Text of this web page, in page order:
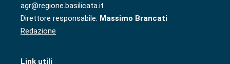
agr@regione.basilicata.it
Direttore responsabile: Massimo Brancati
Redazione
Link utili